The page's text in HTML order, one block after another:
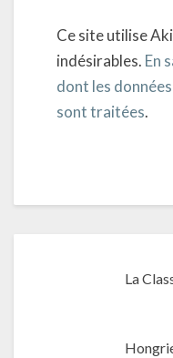
Ce site utilise
indésirables. En
dont les
sont traitées.
La